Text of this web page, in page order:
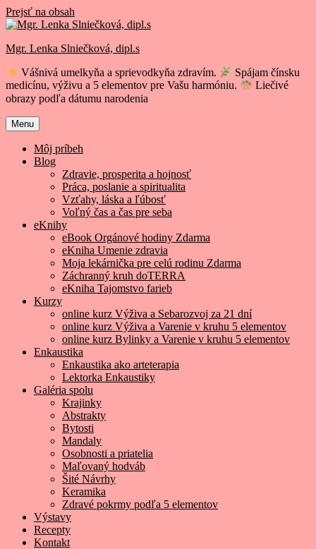
Prejsť na obsah
Mgr. Lenka Slniečková, dipl.s
Vášnivá umelkyňa a sprievodkyňa zdravím.
Spájam čínsku
medicínu, výživu a 5 elementov pre Vašu harmóniu.
Liečivé
obrazy podľa dátumu narodenia
Menu
Môj príbeh
Blog
Zdravie, prosperita a hojnosť
Práca, poslanie a spiritualita
Vzťahy, láska a ľúbosť
Voľný čas a čas pre seba
eKnihy
eBook Orgánové hodiny Zdarma
eKniha Umenie zdravia
Moja lekárnička pre celú rodinu Zdarma
Záchranný kruh doTERRA
eKniha Tajomstvo farieb
Kurzy
online kurz Výživa a Sebarozvoj za 21 dní
online kurz Výživa a Varenie v kruhu 5 elementov
online kurz Bylinky a Varenie v kruhu 5 elementov
Enkaustika
Enkaustika ako arteterapia
Lektorka Enkaustiky
Galéria spolu
Krajinky
Abstrakty
Bytosti
Mandaly
Osobnosti a priatelia
Maľovaný hodváb
Šité Návrhy
Keramika
Zdravé pokrmy podľa 5 elementov
Výstavy
Recepty
Kontakt